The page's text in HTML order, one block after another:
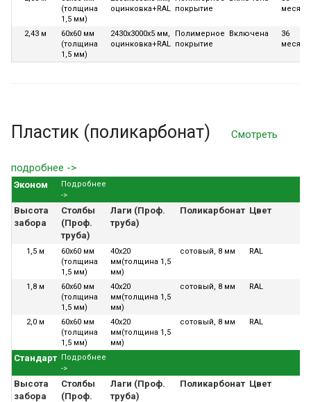
(толщина
1,5 мм)
оцинковка+RAL
покрытие
2,43 м
60х60 мм
(толщина
1,5 мм)
2430x3000x5 мм,
оцинковка+RAL
Полимерное
покрытие
Включена
36
Пластик (поликарбонат) Смотреть
подробнее ->
Эконом
Подробнее
->
Высота
забора
Столбы
(Проф.
труба)
Лаги (Проф.
труба)
Поликарбонат Цвет
1,5 м
60х60 мм
(толщина
1,5 мм)
40х20
мм(толщина 1,5
мм)
сотовый, 8 мм RAL
1,8 м
60х60 мм
(толщина
1,5 мм)
40х20
мм(толщина 1,5
мм)
сотовый, 8 мм RAL
2,0 м
60х60 мм
(толщина
1,5 мм)
40х20
мм(толщина 1,5
мм)
сотовый, 8 мм RAL
Стандарт
Подробнее
->
Высота
забора
Столбы
(Проф.
Лаги (Проф.
труба)
Поликарбонат Цвет